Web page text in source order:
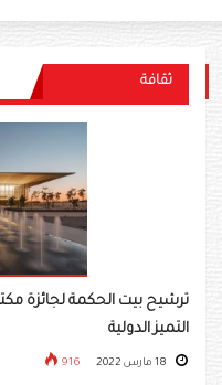
ثقافة
ترشيح بيت الحكمة لجائزة
التميز الدولية
916